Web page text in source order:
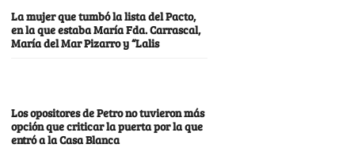
La mujer que tumbó la lista del Pacto,
en la que estaba María Fda. Carrascal,
María del Mar Pizarro y “Lalis
Los opositores de Petro no tuvieron más
opción que criticar la puerta por la que
entró a la Casa Blanca